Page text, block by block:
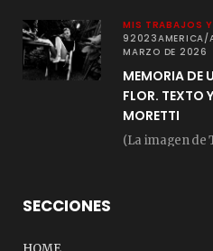
MIS TRABAJOS
92023AMERICA/
MARZO DE 2026
MEMORIA DE
FLOR. TEXTO
MORETTI
SECCIONES